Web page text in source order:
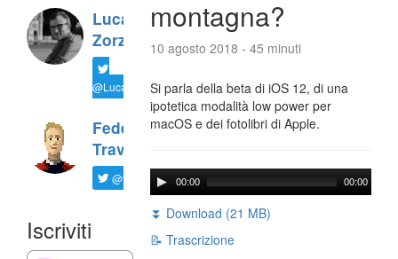
Luca
Zorzi
@LucaTNT
Federico
Travaini
@ftrava
Iscriviti
montagna?
10 agosto 2018 - 45 minuti
Si parla della beta di iOS 12, di una
ipotetica modalità low power per
macOS e dei fotolibri di Apple.
00:00 00:00
⏬ Download (21 MB)
📝 Trascrizione